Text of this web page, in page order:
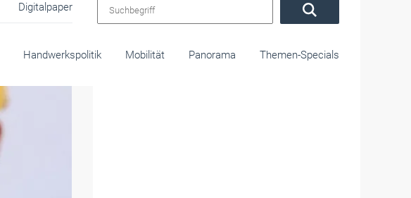
Digitalpaper
Handwerkspolitik Mobilität Panorama Themen-Specials